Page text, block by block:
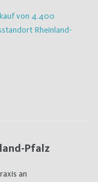
von 4.400
Rheinland-
Pfalz
an